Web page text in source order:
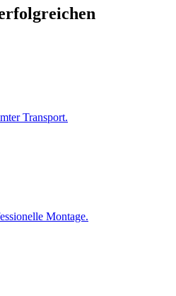
Transport.
Montage.